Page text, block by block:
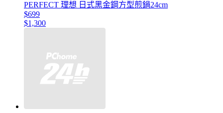
PERFECT 理想 日式黑金鋼方型煎鍋24cm
$699
$1,300